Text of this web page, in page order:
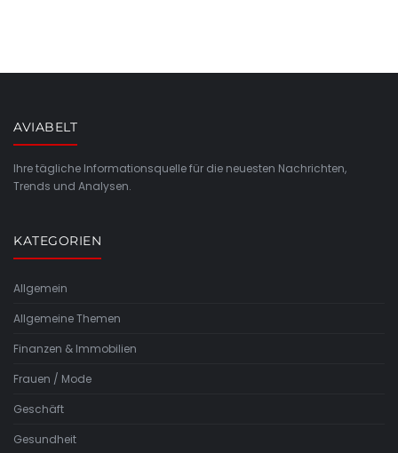
AVIABELT
Ihre tägliche Informationsquelle für die neuesten Nachrichten,
Trends und Analysen.
KATEGORIEN
Allgemein
Allgemeine Themen
Finanzen & Immobilien
Frauen / Mode
Geschäft
Gesundheit